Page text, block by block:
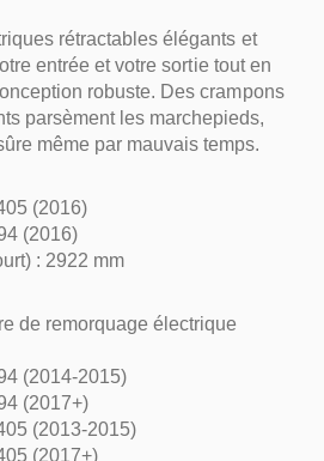
rétractables élégants et
entrée et votre sortie tout en
robuste. Des crampons
parsèment les marchepieds,
même par mauvais temps.
(2016)
(2016)
: 2922 mm
de remorquage électrique
(2014-2015)
(2017+)
(2013-2015)
(2017+)